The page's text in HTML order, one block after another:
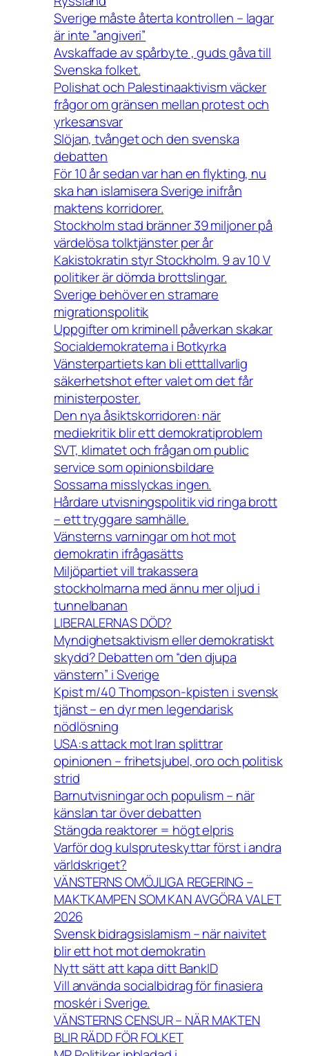
Sverige måste återta kontrollen – lagar
är inte ”angiveri”
Avskaffade av spårbyte , guds gåva till
Svenska folket.
Polishat och Palestinaaktivism väcker
frågor om gränsen mellan protest och
yrkesansvar
Slöjan, tvånget och den svenska
debatten
För 10 år sedan var han en flykting, nu
ska han islamisera Sverige inifrån
maktens korridorer.
Stockholm stad bränner 39 miljoner på
värdelösa tolktjänster per år
Kakistokratin styr Stockholm. 9 av 10 V
politiker är dömda brottslingar.
Sverige behöver en stramare
migrationspolitik
Uppgifter om kriminell påverkan skakar
Socialdemokraterna i Botkyrka
Vänsterpartiets kan bli etttallvarlig
säkerhetshot efter valet om det får
ministerposter.
Den nya åsiktskorridoren: när
mediekritik blir ett demokratiproblem
SVT, klimatet och frågan om public
service som opinionsbildare
Sossarna misslyckas ingen.
Hårdare utvisningspolitik vid ringa brott
– ett tryggare samhälle.
Vänsterns varningar om hot mot
demokratin ifrågasätts
Miljöpartiet vill trakassera
stockholmarna med ännu mer oljud i
tunnelbanan
LIBERALERNAS DÖD?
Myndighetsaktivism eller demokratiskt
skydd? Debatten om “den djupa
vänstern” i Sverige
Kpist m/40 Thompson-kpisten i svensk
tjänst – en dyr men legendarisk
nödlösning
USA:s attack mot Iran splittrar
opinionen – frihetsjubel, oro och politisk
strid
Barnutvisningar och populism – när
känslan tar över debatten
Stängda reaktorer = högt elpris
Varför dog kulspruteskyttar först i andra
världskriget?
VÄNSTERNS OMÖJLIGA REGERING –
MAKTKAMPEN SOM KAN AVGÖRA VALET
2026
Svensk bidragsislamism – när naivitet
blir ett hot mot demokratin
Nytt sätt att kapa ditt BankID
Vill använda socialbidrag för finasiera
moskér i Sverige.
VÄNSTERNS CENSUR – NÄR MAKTEN
BLIR RÄDD FÖR FOLKET